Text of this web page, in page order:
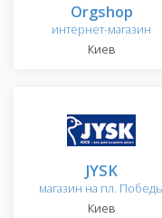
Orgshop
интернет-магазин
Киев
JYSK
магазин на пл. Победы
Киев